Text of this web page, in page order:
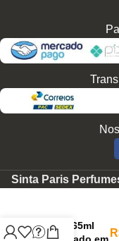
Sinta Paris
Perfume
F846 65ml